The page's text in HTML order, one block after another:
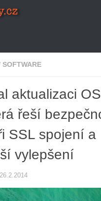
SOFTWARE
aktualizaci
řeší
SSL spojení a
vylepšení
26.2.2014